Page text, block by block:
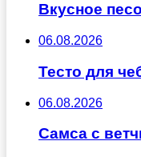
Вкусное
06.08.2026
Тесто для
06.08.2026
Самса с